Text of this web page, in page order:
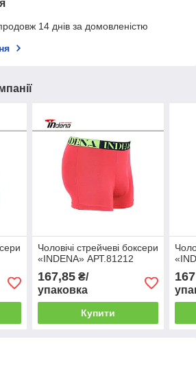
14 днів за домовленістю
Чоловічі стрейчеві боксери
«INDENA» АРТ.81212
167,85₴/
упаковка
Купити